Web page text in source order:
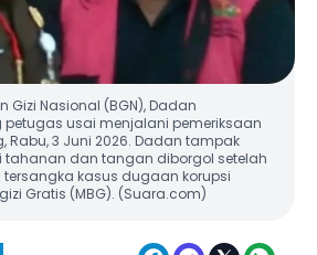
Gizi Nasional (BGN), Dadan
usai menjalani pemeriksaan
Rabu, 3 Juni 2026. Dadan tampak
tahanan dan tangan diborgol setelah
kasus dugaan korupsi
Gratis (MBG). (Suara.com)